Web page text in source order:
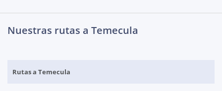
Nuestras rutas a Temecula
Rutas a Temecula